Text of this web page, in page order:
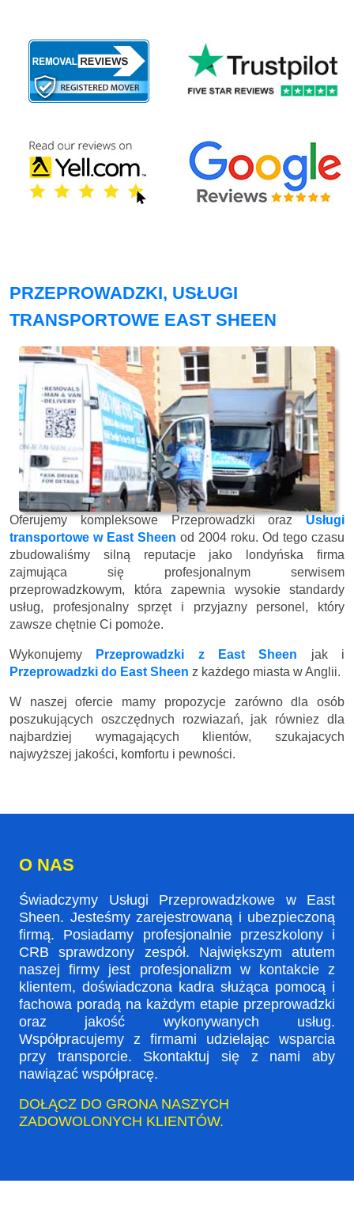
PRZEPROWADZKI, USŁUGI
TRANSPORTOWE EAST SHEEN
Oferujemy kompleksowe Przeprowadzki orazUsługi
transportowe w East Sheen od 2004 roku. Od tego czasu
zbudowaliśmy silną reputacje jako londyńska firma
zajmująca się profesjonalnym serwisem
przeprowadzkowym, która zapewnia wysokie standardy
usług, profesjonalny sprzęt i przyjazny personel, który
zawsze chętnie Ci pomoże.
Wykonujemy Przeprowadzki z East Sheen jak i
Przeprowadzki do East Sheen z każdego miasta w Anglii.
W naszej ofercie mamy propozycje zarówno dla osób
poszukujących oszczędnych rozwiazań, jak równiez dla
najbardziej wymagających klientów, szukajacych
najwyższej jakości, komfortu i pewności.
O NAS
Świadczymy Usługi Przeprowadzkowe w East
Sheen. Jesteśmy zarejestrowaną i ubezpieczoną
firmą. Posiadamy profesjonalnie przeszkolony i
CRB sprawdzony zespół. Największym atutem
naszej firmy jest profesjonalizm w kontakcie z
klientem, doświadczona kadra służąca pomocą i
fachowa poradą na każdym etapie przeprowadzki
oraz jakość wykonywanych usług.
Współpracujemy z firmami udzielając wsparcia
przy transporcie. Skontaktuj się z nami aby
nawiązać współpracę.
DOŁĄCZ DO GRONA NASZYCH
ZADOWOLONYCH KLIENTÓW.